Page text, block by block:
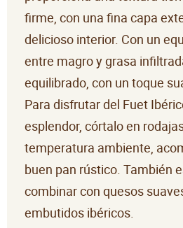
firme, con una fina capa
delicioso interior. Con un
entre magro y grasa
equilibrado, con un toque
Para disfrutar del Fuet
esplendor, córtalo en
temperatura ambiente,
buen pan rústico. También
combinar con quesos
embutidos ibéricos.